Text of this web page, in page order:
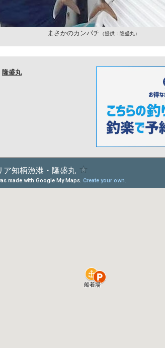
まさかのカンパチ （提供：隆盛丸）
隆盛丸